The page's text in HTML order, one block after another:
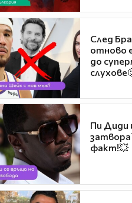
След
отново
до
Пи Диди
факт!💥